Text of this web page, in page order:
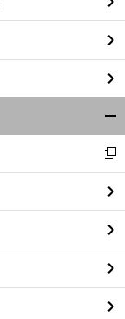
閉
る
新
し
い
ウ
ィ
ン
ド
ウ
で